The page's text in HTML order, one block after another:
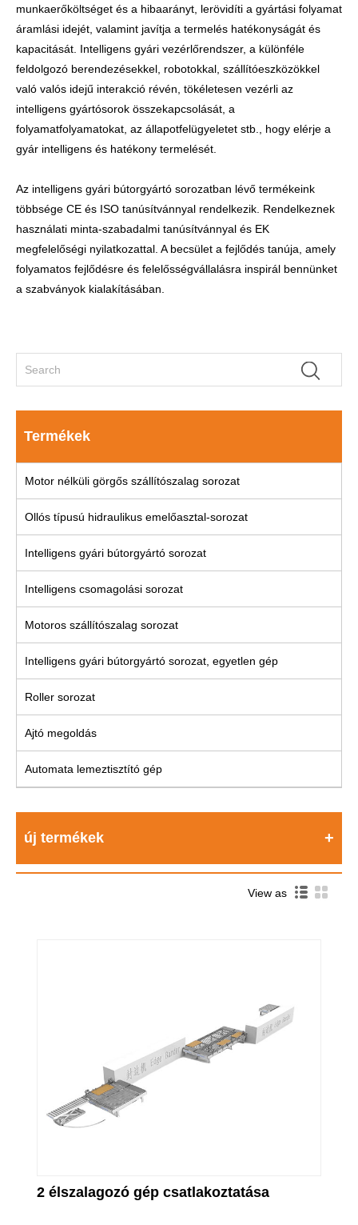
munkaerőköltséget és a hibaarányt, lerövidíti a gyártási folyamat
áramlási idejét, valamint javítja a termelés hatékonyságát és
kapacitását. Intelligens gyári vezérlőrendszer, a különféle
feldolgozó berendezésekkel, robotokkal, szállítóeszközökkel
való valós idejű interakció révén, tökéletesen vezérli az
intelligens gyártósorok összekapcsolását, a
folyamatfolyamatokat, az állapotfelügyeletet stb., hogy elérje a
gyár intelligens és hatékony termelését.
Az intelligens gyári bútorgyártó sorozatban lévő termékeink
többsége CE és ISO tanúsítvánnyal rendelkezik. Rendelkeznek
használati minta-szabadalmi tanúsítvánnyal és EK
megfelelőségi nyilatkozattal. A becsület a fejlődés tanúja, amely
folyamatos fejlődésre és felelősségvállalásra inspirál bennünket
a szabványok kialakításában.
Termékek
Motor nélküli görgős szállítószalag sorozat
Ollós típusú hidraulikus emelőasztal-sorozat
Intelligens gyári bútorgyártó sorozat
Intelligens csomagolási sorozat
Motoros szállítószalag sorozat
Intelligens gyári bútorgyártó sorozat, egyetlen gép
Roller sorozat
Ajtó megoldás
Automata lemeztisztító gép
új termékek
View as
2 élszalagozó gép csatlakoztatása